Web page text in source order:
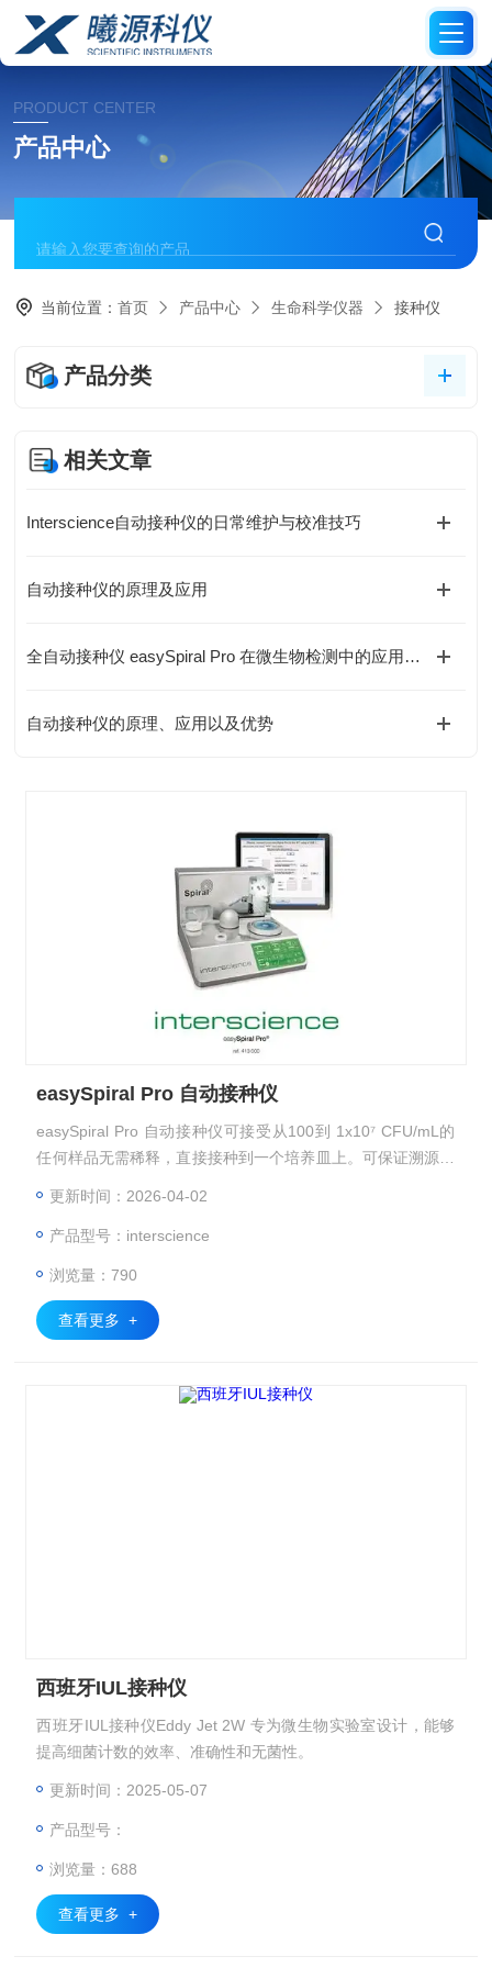
PRODUCT CENTER
产品中心
当前位置：首页 产品中心 生命科学仪器 接种仪
产品分类
相关文章
Interscience自动接种仪的日常维护与校准技巧
自动接种仪的原理及应用
全自动接种仪 easySpiral Pro 在微生物检测中的应用与技术原理分析
自动接种仪的原理、应用以及优势
easySpiral Pro 自动接种仪
easySpiral Pro 自动接种仪可接受从100到 1x10⁷ CFU/mL的
任何样品无需稀释，直接接种到一个培养皿上。可保证溯源性
更新时间：2026-04-02
产品型号：interscience
浏览量：790
查看更多 +
西班牙IUL接种仪
西班牙IUL接种仪Eddy Jet 2W 专为微生物实验室设计，能够
提高细菌计数的效率、准确性和无菌性。
更新时间：2025-05-07
产品型号：
浏览量：688
查看更多 +